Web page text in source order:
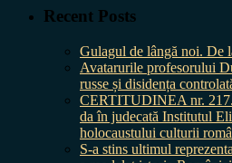
Recent Posts
Gulagul de lângă noi. De
Avatarurile profesorului
russe și disidența
CERTITUDINEA nr.
da în judecată Institutul
holocaustului culturii
S-a stins ultimul